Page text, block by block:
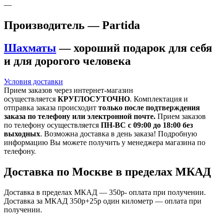
—
Производитель — Partida
Шахматы — хороший подарок для себя
и для дорогого человека
Условия доставки
Прием заказов через интернет-магазин
осуществляется КРУГЛОСУТОЧНО. Комплектация и
отправка заказа происходит только после подтверждения
заказа по телефону или электронной почте. Прием заказов
по телефону осуществляется ПН-ВС с 09:00 до 18:00 без
выходных. Возможна доставка в день заказа! Подробную
информацию Вы можете получить у менеджера магазина по
телефону.
Доставка по Москве в пределах МКАД
Доставка в пределах МКАД — 350р- оплата при получении.
Доставка за МКАД 350р+25р один километр — оплата при
получении.